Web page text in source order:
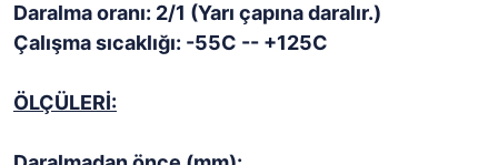
Daralma oranı: 2/1 (Yarı çapına daralır.)
Çalışma sıcaklığı: -55C -- +125C
ÖLÇÜLERİ: